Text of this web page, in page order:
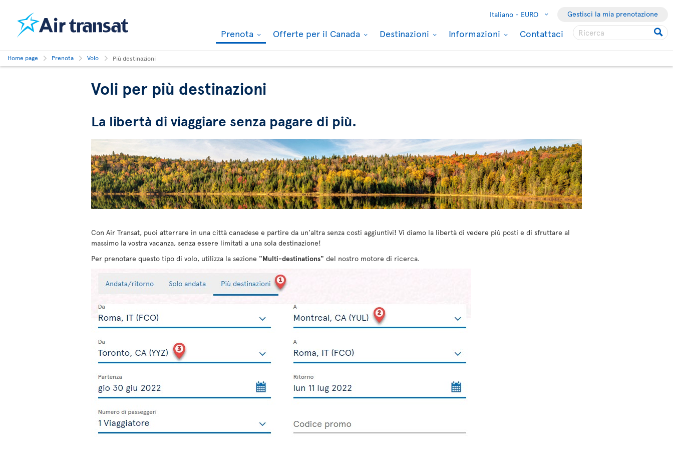
Italiano - EURO Gestisci la mia prenotazione
Prenota Offerte per il Canada Destinazioni Informazioni Contattaci
Home page Prenota Volo Più destinazioni
Voli per più destinazioni
La libertà di viaggiare senza pagare di più.
Con Air Transat, puoi atterrare in una città canadese e partire da un'altra senza costi aggiuntivi! Vi diamo la libertà di vedere più posti e di sfruttare al
massimo la vostra vacanza, senza essere limitati a una sola destinazione!
Per prenotare questo tipo di volo, utilizza la sezione "Multi-destinations" del nostro motore di ricerca.